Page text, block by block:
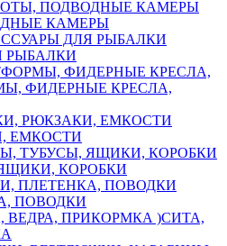
ПОДВОДНЫЕ КАМЕРЫ
КАМЕРЫ
ДЛЯ РЫБАЛКИ
РЫБАЛКИ
ФИДЕРНЫЕ КРЕСЛА,
ФИДЕРНЫЕ КРЕСЛА,
РЮКЗАКИ, ЕМКОСТИ
ЕМКОСТИ
ТУБУСЫ, ЯЩИКИ, КОРОБКИ
КОРОБКИ
ПЛЕТЕНКА, ПОВОДКИ
ПОВОДКИ
ВЕДРА, ПРИКОРМКА )СИТА,